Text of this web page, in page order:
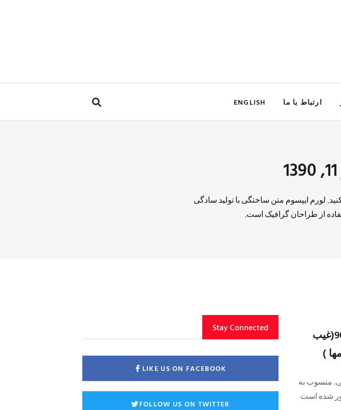
ارتباط با ما ENGLISH
لورم ایپسوم متن ساختگی با تولید سادگی
از طراحان گرافیک است.
مجلس صبح یکشنبه 6-9-90(غیب
)
منسوب به
شده است
Stay Connected
LIKE US ON FACEBOOK
FOLLOW US ON TWITTER